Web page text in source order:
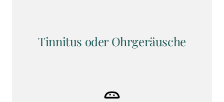
Tinnitus oder Ohrgeräusche